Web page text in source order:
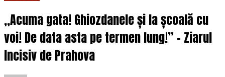
,,Acuma gata! Ghiozdanele și la școală cu
voi! De data asta pe termen lung!” – Ziarul
Incisiv de Prahova